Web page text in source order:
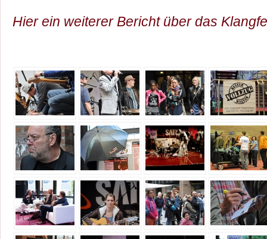
Hier ein weiterer Bericht über das